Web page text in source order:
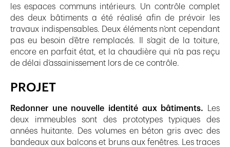
les espaces communs intérieurs. Un contrôle complet
des deux bâtiments a été réalisé afin de prévoir les
travaux indispensables. Deux éléments n’ont cependant
pas eu besoin d’être remplacés. Il s’agit de la toiture,
encore en parfait état, et la chaudière qui n’a pas reçu
de délai d’assainissement lors de ce contrôle.
PROJET
Redonner une nouvelle identité aux bâtiments. Les
deux immeubles sont des prototypes typiques des
années huitante. Des volumes en béton gris avec des
bandeaux aux balcons et bruns aux fenêtres. Les traces